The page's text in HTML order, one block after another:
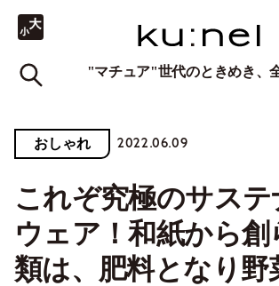
"マチュア"世代のときめき、
おしゃれ 2022.06.09
これぞ究極のサス
ウェア！和紙から
類は、肥料となり野